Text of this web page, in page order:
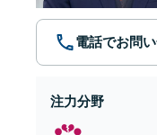
電話でお問
注力分野